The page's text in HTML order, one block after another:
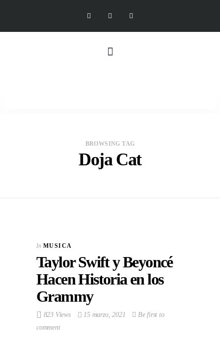
BROWSING TAG
Doja Cat
In MUSICA
Taylor Swift y Beyoncé
Hacen Historia en los
Grammy
823 Views 15 marzo, 2021
Be first to
comment